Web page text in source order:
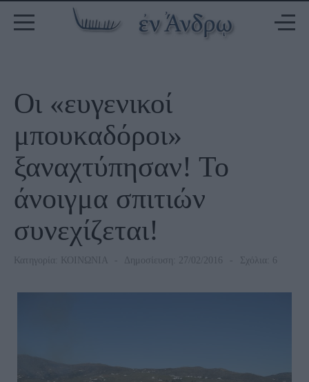
Οι «ευγενικοί
μπουκαδόροι»
ξαναχτύπησαν! Το
άνοιγμα σπιτιών
συνεχίζεται!
Κατηγορία: ΚΟΙΝΩΝΙΑ Δημοσίευση: 27/02/2016 Σχόλια: 6